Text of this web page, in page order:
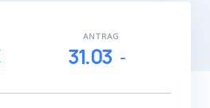
ANTRAG
31.03